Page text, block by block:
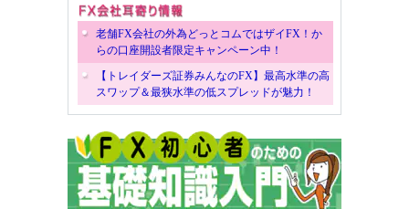
老舗FX会社の外為どっとコムではザイFX！か
らの口座開設者限定キャンペーン中！
【トレイダーズ証券みんなのFX】最高水準の高
スワップ＆最狭水準の低スプレッドが魅力！